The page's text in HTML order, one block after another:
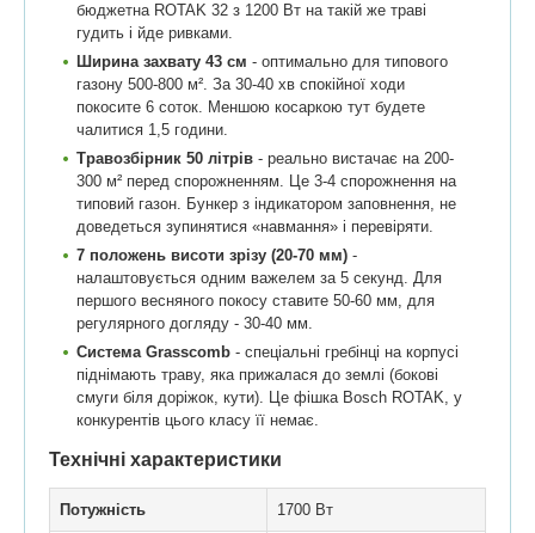
бюджетна ROTAK 32 з 1200 Вт на такій же траві
гудить і йде ривками.
Ширина захвату 43 см - оптимально для типового
газону 500-800 м². За 30-40 хв спокійної ходи
покосите 6 соток. Меншою косаркою тут будете
чалитися 1,5 години.
Травозбірник 50 літрів - реально вистачає на 200-
300 м² перед спорожненням. Це 3-4 спорожнення на
типовий газон. Бункер з індикатором заповнення, не
доведеться зупинятися «навмання» і перевіряти.
7 положень висоти зрізу (20-70 мм) -
налаштовується одним важелем за 5 секунд. Для
першого весняного покосу ставите 50-60 мм, для
регулярного догляду - 30-40 мм.
Система Grasscomb - спеціальні гребінці на корпусі
піднімають траву, яка прижалася до землі (бокові
смуги біля доріжок, кути). Це фішка Bosch ROTAK, у
конкурентів цього класу її немає.
Технічні характеристики
Потужність 1700 Вт